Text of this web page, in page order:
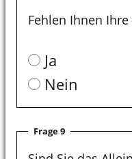
Fehlen Ihnen
Ja
Nein
Frage 9